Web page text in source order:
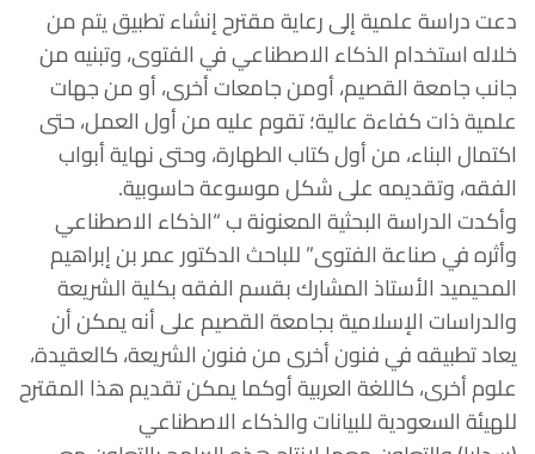
دعت دراسة علمية إلى رعاية مقترح إنشاء تطبيق يتم من
خلاله استخدام الذكاء الاصطناعي في الفتوى، وتبنيه من
جانب جامعة القصيم، أومن جامعات أخرى، أو من جهات
علمية ذات كفاءة عالية؛ تقوم عليه من أول العمل، حتى
اكتمال البناء، من أول كتاب الطهارة، وحتى نهاية أبواب
الفقه، وتقديمه على شكل موسوعة حاسوبية.
وأكدت الدراسة البحثية المعنونة ب “الذكاء الاصطناعي
وأثره في صناعة الفتوى” للباحث الدكتور عمر بن إبراهيم
المحيميد الأستاذ المشارك بقسم الفقه بكلية الشريعة
والدراسات الإسلامية بجامعة القصيم على أنه يمكن أن
يعاد تطبيقه في فنون أخرى من فنون الشريعة، كالعقيدة،
علوم أخرى، كاللغة العربية أوكما يمكن تقديم هذا المقترح
للهيئة السعودية للبيانات والذكاء الاصطناعي